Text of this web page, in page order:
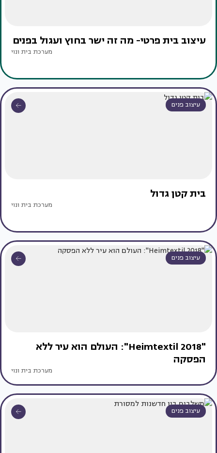
עיצוב בית פרטי- מה זה ישר בחוץ ועגול בפנים
מערכת בית ונוי
עיצוב פנים
בית קטן גדול
מערכת בית ונוי
עיצוב פנים
"Heimtextil 2018": העולם הוא עיר ללא
הפסקה
מערכת בית ונוי
עיצוב פנים